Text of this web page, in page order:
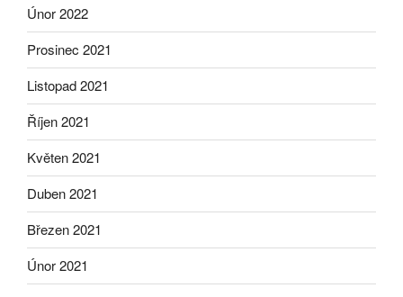
Únor 2022
Prosinec 2021
Listopad 2021
Říjen 2021
Květen 2021
Duben 2021
Březen 2021
Únor 2021